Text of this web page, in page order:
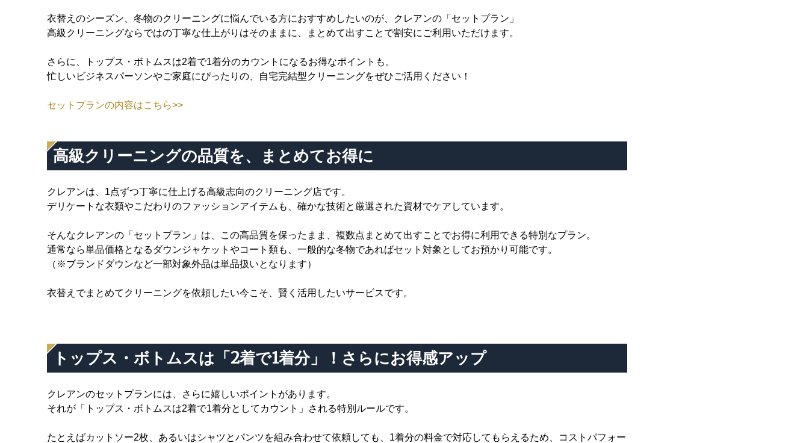
衣替えのシーズン、冬物のクリーニングに悩んでいる方におすすめしたいのが、クレアンの「セットプラン」
高級クリーニングならではの丁寧な仕上がりはそのままに、まとめて出すことで割安にご利用いただけます。
さらに、トップス・ボトムスは2着で1着分のカウントになるお得なポイントも。
忙しいビジネスパーソンやご家庭にぴったりの、自宅完結型クリーニングをぜひご活用ください！
セットプランの内容はこちら>>
高級クリーニングの品質を、まとめてお得に
クレアンは、1点ずつ丁寧に仕上げる高級志向のクリーニング店です。
デリケートな衣類やこだわりのファッションアイテムも、確かな技術と厳選された資材でケアしています。
そんなクレアンの「セットプラン」は、この高品質を保ったまま、複数点まとめて出すことでお得に利用できる特別なプラン。
通常なら単品価格となるダウンジャケットやコート類も、一般的な冬物であればセット対象としてお預かり可能です。
（※ブランドダウンなど一部対象外品は単品扱いとなります）
衣替えでまとめてクリーニングを依頼したい今こそ、賢く活用したいサービスです。
トップス・ボトムスは「2着で1着分」！さらにお得感アップ
クレアンのセットプランには、さらに嬉しいポイントがあります。
それが「トップス・ボトムスは2着で1着分としてカウント」される特別ルールです。
たとえばカットソー2枚、あるいはシャツとパンツを組み合わせて依頼しても、1着分の料金で対応してもらえるため、コストパフォー